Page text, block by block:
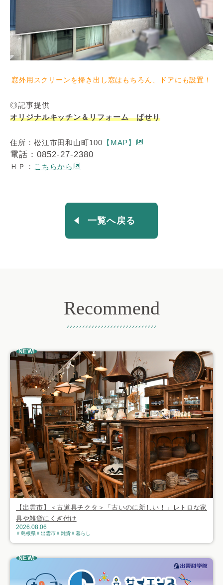
窓外用スクリーンを掃き出し窓はもちろん、ドアにも設置！
◎記事提供
オリジナルキッチン＆リフォーム ぱせり
住所：松江市田和山町100 【MAP】
電話：0852-27-2380
ＨＰ： こちらから
一覧へ戻る
Recommend
NEW!
【出雲市】＜古道具チクタ＞「古いのに新しい！」レトロな家
具や雑貨にくぎ付け
2026.08.06
島根県 出雲市 雑貨 暮らし
NEW!